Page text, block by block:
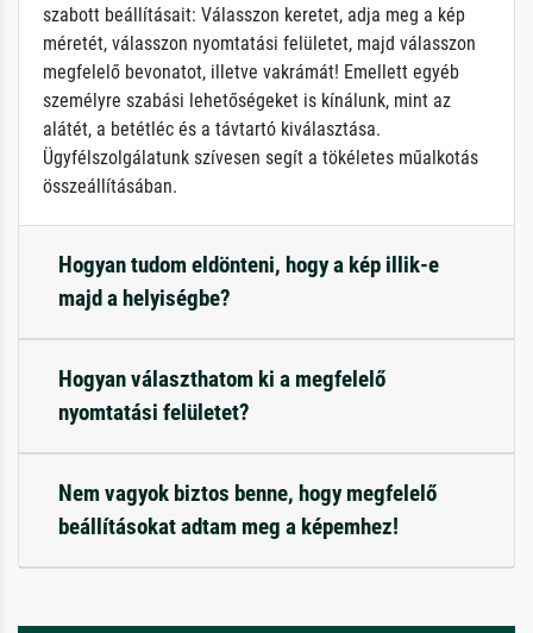
szabott beállításait: Válasszon keretet, adja meg a kép
méretét, válasszon nyomtatási felületet, majd válasszon
megfelelő bevonatot, illetve vakrámát! Emellett egyéb
személyre szabási lehetőségeket is kínálunk, mint az
alátét, a betétléc és a távtartó kiválasztása.
Ügyfélszolgálatunk szívesen segít a tökéletes műalkotás
összeállításában.
Hogyan tudom eldönteni, hogy a kép illik-e
majd a helyiségbe?
Hogyan választhatom ki a megfelelő
nyomtatási felületet?
Nem vagyok biztos benne, hogy megfelelő
beállításokat adtam meg a képemhez!